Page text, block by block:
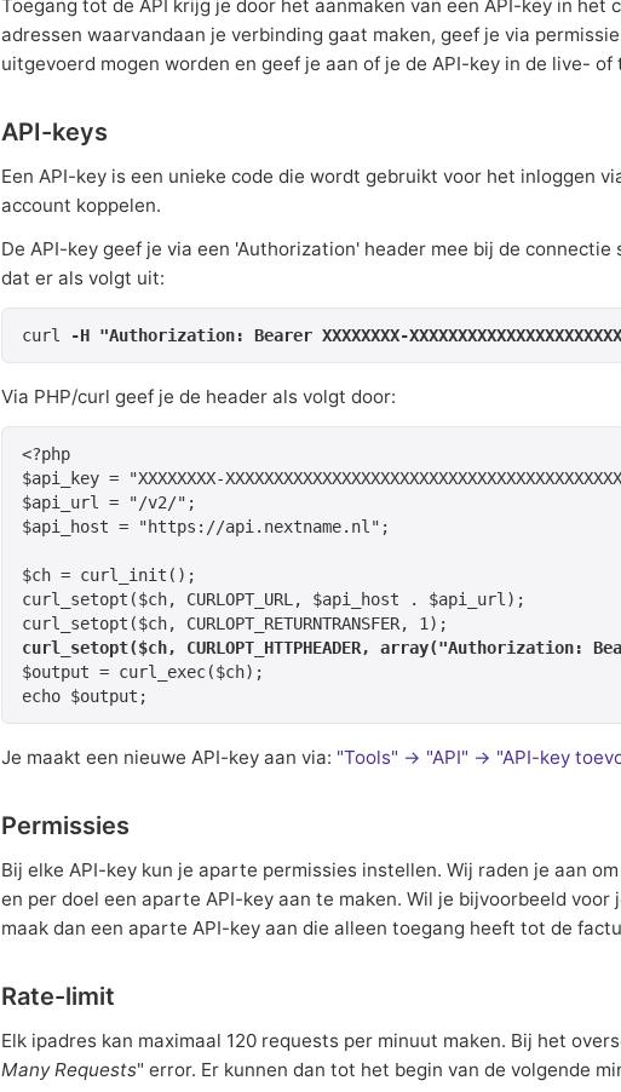
Toegang tot de API krijg je door het aanmaken van een API-key in
adressen waarvandaan je verbinding gaat maken, geef je via
uitgevoerd mogen worden en geef je aan of je de API-key in de live-
API-keys
Een API-key is een unieke code die wordt gebruikt voor het inloggen
account koppelen.
De API-key geef je via een 'Authorization' header mee bij de
dat er als volgt uit:
curl -H "Authorization: Bearer XXXXXXXX-
Via PHP/curl geef je de header als volgt door:
<?php
$api_key = "XXXXXXXX-
$api_url = "/v2/";
$api_host = "https://api.nextname.nl";
$ch = curl_init();
curl_setopt($ch, CURLOPT_URL, $api_host . $api_url);
curl_setopt($ch, CURLOPT_HTTPHEADER, array("Authorization:
$output = curl_exec($ch);
echo $output;
Je maakt een nieuwe API-key aan via: "Tools" → "API" → "API-key
Permissies
Bij elke API-key kun je aparte permissies instellen. Wij raden je aan
en per doel een aparte API-key aan te maken. Wil je bijvoorbeeld
maak dan een aparte API-key aan die alleen toegang heeft tot de
Rate-limit
Elk ipadres kan maximaal 120 requests per minuut maken. Bij het
Many Requests" error. Er kunnen dan tot het begin van de volgende